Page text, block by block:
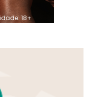
18+